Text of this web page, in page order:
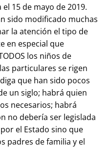
15 de mayo de 2019.
sido modificado muchas
la atención el tipo de
en especial que
los niños de
particulares se rigen
que han sido pocos
un siglo; habrá quien
necesarios; habrá
no debería ser legislada
el Estado sino que
padres de familia y el